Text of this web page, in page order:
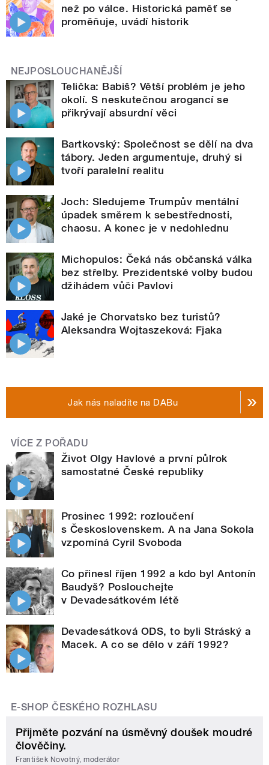
než po válce. Historická paměť se
proměňuje, uvádí historik
NEJPOSLOUCHANĚJŠÍ
Telička: Babiš? Větší problém je jeho
okolí. S neskutečnou arogancí se
přikrývají absurdní věci
Bartkovský: Společnost se dělí na dva
tábory. Jeden argumentuje, druhý si
tvoří paralelní realitu
Joch: Sledujeme Trumpův mentální
úpadek směrem k sebestřednosti,
chaosu. A konec je v nedohlednu
Michopulos: Čeká nás občanská válka
bez střelby. Prezidentské volby budou
džihádem vůči Pavlovi
Jaké je Chorvatsko bez turistů?
Aleksandra Wojtaszeková: Fjaka
Jak nás naladíte na DABu
VÍCE Z POŘADU
Život Olgy Havlové a první půlrok
samostatné České republiky
Prosinec 1992: rozloučení
s Československem. A na Jana Sokola
vzpomíná Cyril Svoboda
Co přinesl říjen 1992 a kdo byl Antonín
Baudyš? Poslouchejte
v Devadesátkovém létě
Devadesátková ODS, to byli Stráský a
Macek. A co se dělo v září 1992?
E-SHOP ČESKÉHO ROZHLASU
Přijměte pozvání na úsměvný doušek moudré
člověčiny.
František Novotný, moderátor